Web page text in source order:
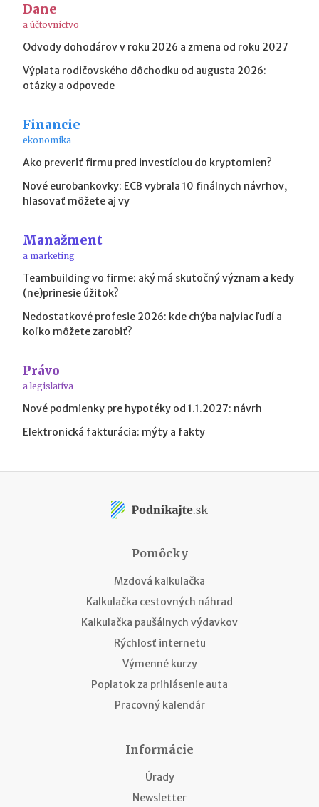
Dane
a účtovníctvo
Odvody dohodárov v roku 2026 a zmena od roku 2027
Výplata rodičovského dôchodku od augusta 2026:
otázky a odpovede
Financie
ekonomika
Ako preveriť firmu pred investíciou do kryptomien?
Nové eurobankovky: ECB vybrala 10 finálnych návrhov,
hlasovať môžete aj vy
Manažment
a marketing
Teambuilding vo firme: aký má skutočný význam a kedy
(ne)prinesie úžitok?
Nedostatkové profesie 2026: kde chýba najviac ľudí a
koľko môžete zarobiť?
Právo
a legislatíva
Nové podmienky pre hypotéky od 1.1.2027: návrh
Elektronická fakturácia: mýty a fakty
Pomôcky
Mzdová kalkulačka
Kalkulačka cestovných náhrad
Kalkulačka paušálnych výdavkov
Rýchlosť internetu
Výmenné kurzy
Poplatok za prihlásenie auta
Pracovný kalendár
Informácie
Úrady
Newsletter